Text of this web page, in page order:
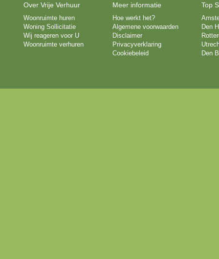
Over Vrije Verhuur
Woonruimte huren
Woning Sollicitatie
Wij reageren voor U
Woonruimte verhuren
Meer informatie
Hoe werkt het?
Algemene voorwaarden
Disclaimer
Privacyverklaring
Cookiebeleid
Top
Den
Den